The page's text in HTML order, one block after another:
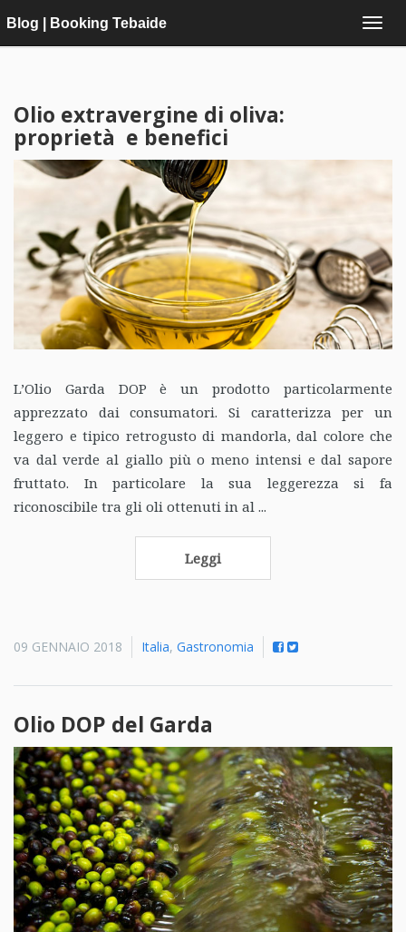
Blog | Booking Tebaide
Olio extravergine di oliva:
proprietà e benefici
L’Olio Garda DOP è un prodotto particolarmente
apprezzato dai consumatori. Si caratterizza per un
leggero e tipico retrogusto di mandorla, dal colore che
va dal verde al giallo più o meno intensi e dal sapore
fruttato. In particolare la sua leggerezza si fa
riconoscibile tra gli oli ottenuti in al ...
Leggi
09 GENNAIO 2018 Italia, Gastronomia
Olio DOP del Garda